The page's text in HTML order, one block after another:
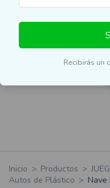
Inicio > Productos >
Autos de Plástico > Nave
Recibirás un